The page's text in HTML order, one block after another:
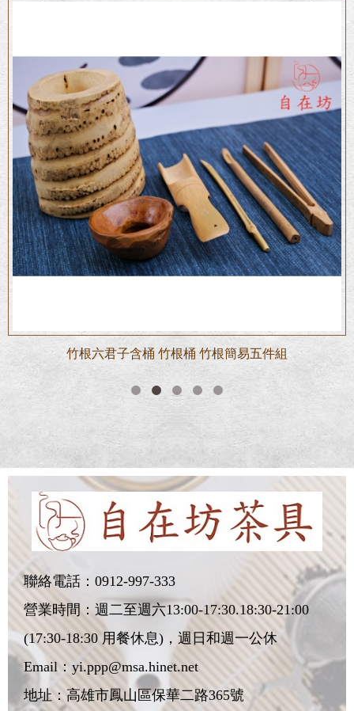
竹根六君子含桶 竹根桶 竹根簡易五件組
聯絡電話： 0912-997-333
營業時間：週二至週六13:00-17:30.18:30-21:00
(17:30-18:30 用餐休息)，週日和週一公休
Email： yi.ppp@msa.hinet.net
地址： 高雄市鳳山區保華二路365號